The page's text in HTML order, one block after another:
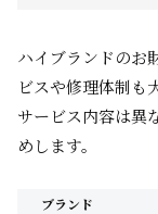
ハイブランドのお
ビスや修理体制も
サービス内容は異
めします。
ブランド